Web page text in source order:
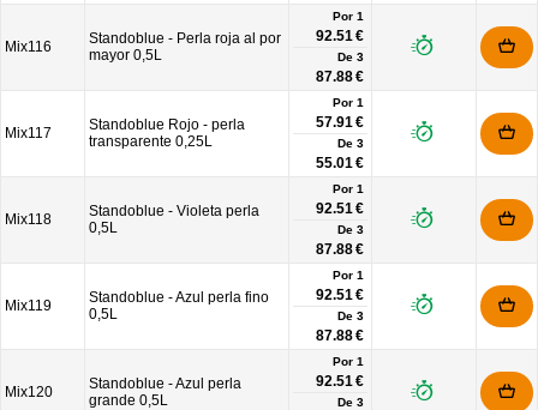
Mix116
Standoblue - Perla roja al por
mayor 0,5L
Por 1
92.51 €
De 3
87.88 €
Mix117
Standoblue Rojo - perla
transparente 0,25L
Por 1
57.91 €
De 3
55.01 €
Mix118
Standoblue - Violeta perla
0,5L
Por 1
92.51 €
De 3
87.88 €
Mix119
Standoblue - Azul perla fino
0,5L
Por 1
92.51 €
De 3
87.88 €
Mix120
Standoblue - Azul perla
grande 0,5L
Por 1
92.51 €
De 3